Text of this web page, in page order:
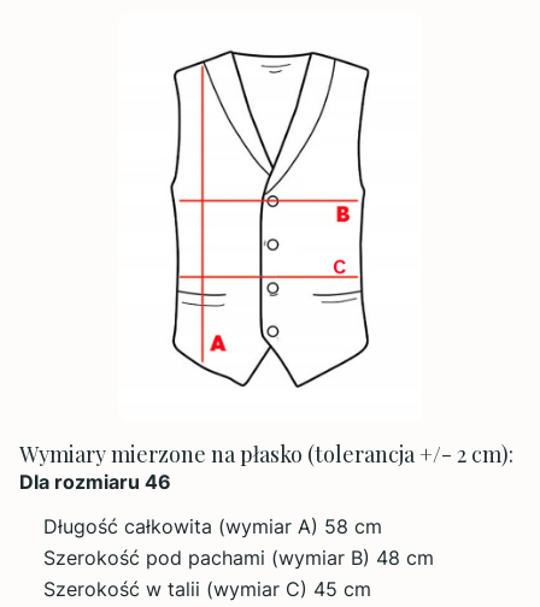
Wymiary mierzone na płasko (tolerancja +/- 2 cm):
Dla rozmiaru 46
Długość całkowita (wymiar A) 58 cm
Szerokość pod pachami (wymiar B) 48 cm
Szerokość w talii (wymiar C) 45 cm